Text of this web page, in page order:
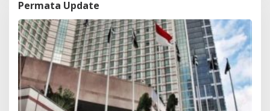
Permata Update